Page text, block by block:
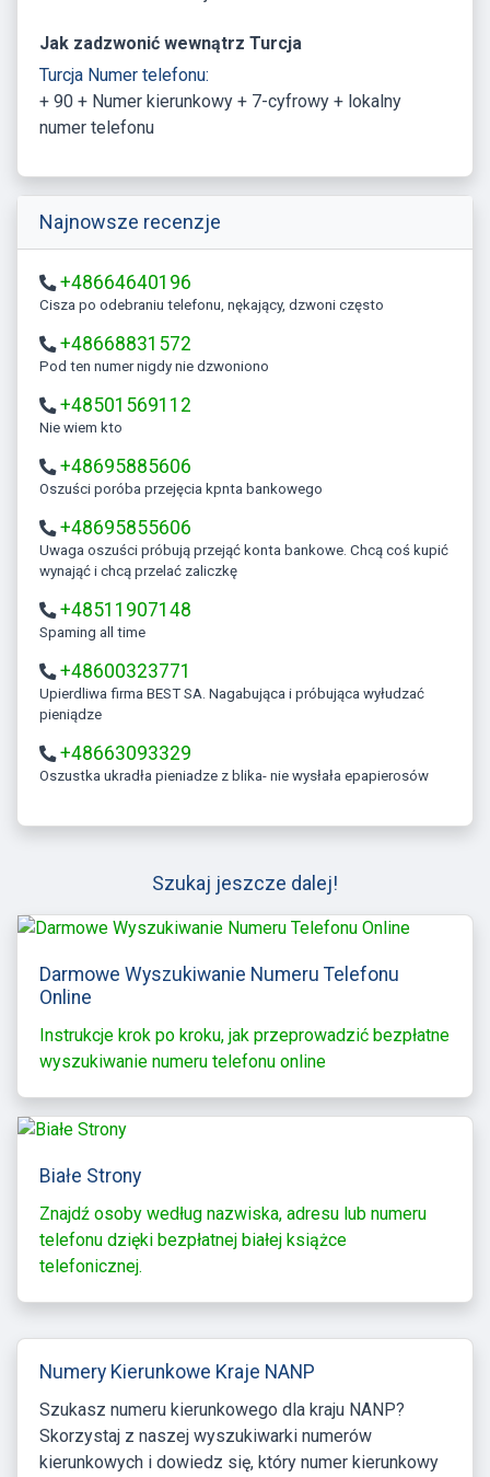
Jak zadzwonić wewnątrz Turcja
Turcja Numer telefonu:
+ 90 + Numer kierunkowy + 7-cyfrowy + lokalny
numer telefonu
Najnowsze recenzje
+48664640196
Cisza po odebraniu telefonu, nękający, dzwoni często
+48668831572
Pod ten numer nigdy nie dzwoniono
+48501569112
Nie wiem kto
+48695885606
Oszuści poróba przejęcia kpnta bankowego
+48695855606
Uwaga oszuści próbują przejąć konta bankowe. Chcą coś kupić
wynająć i chcą przelać zaliczkę
+48511907148
Spaming all time
+48600323771
Upierdliwa firma BEST SA. Nagabująca i próbująca wyłudzać
pieniądze
+48663093329
Oszustka ukradła pieniadze z blika- nie wysłała epapierosów
Szukaj jeszcze dalej!
Darmowe Wyszukiwanie Numeru Telefonu
Online
Instrukcje krok po kroku, jak przeprowadzić bezpłatne
wyszukiwanie numeru telefonu online
Białe Strony
Znajdź osoby według nazwiska, adresu lub numeru
telefonu dzięki bezpłatnej białej książce
telefonicznej.
Numery Kierunkowe Kraje NANP
Szukasz numeru kierunkowego dla kraju NANP?
Skorzystaj z naszej wyszukiwarki numerów
kierunkowych i dowiedz się, który numer kierunkowy